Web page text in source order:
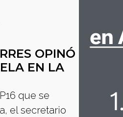
OPINÓ
EN LA
que se
el secretario